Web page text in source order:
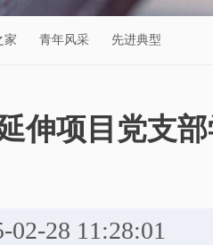
家 青年风采 先进典型
伸项目党支
02-28